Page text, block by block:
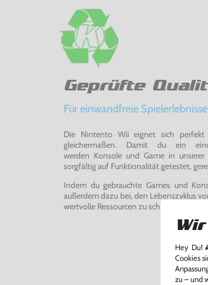
Geprüfte
Für einwandfreie Spielerlebnisse
Die Nintento Wii eignet sich perfekt
gleichermaßen. Damit du ein
werden Konsole und Game in
sorgfältig auf Funktionalität getestet,
Indem du gebrauchte Games und
außerdem dazu bei, den Lebenszyklus
wertvolle Ressourcen zu schonen und
Hey Du!
Cookies
zu – und